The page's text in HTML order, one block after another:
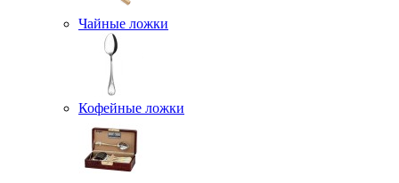
Чайные ложки
Кофейные ложки